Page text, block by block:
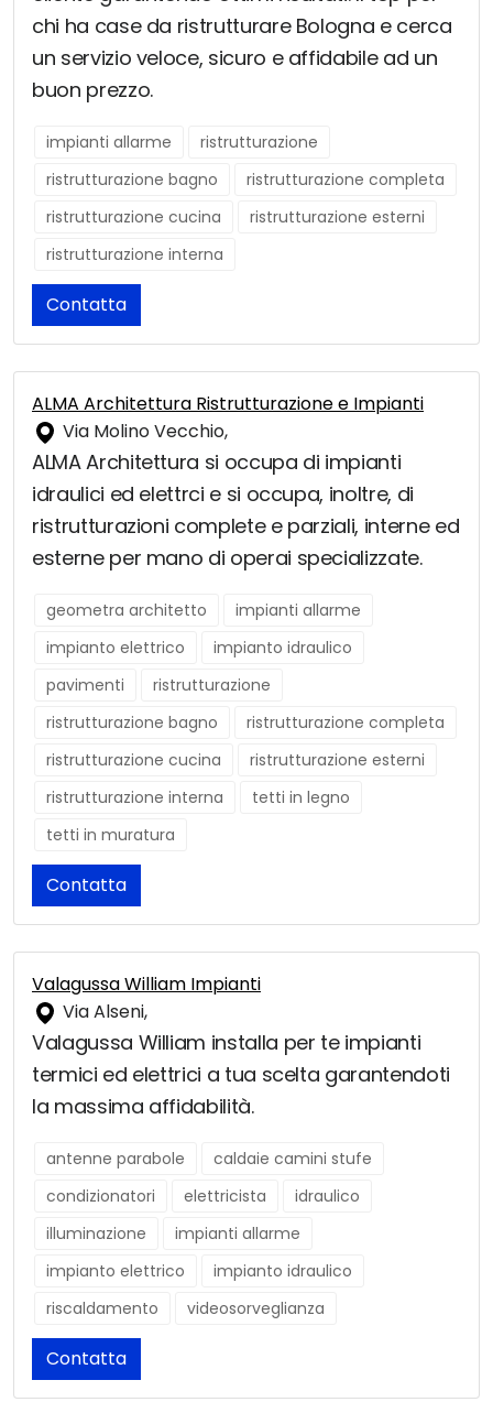
chi ha case da ristrutturare Bologna e cerca
un servizio veloce, sicuro e affidabile ad un
buon prezzo.
impianti allarme
ristrutturazione
ristrutturazione bagno
ristrutturazione completa
ristrutturazione cucina
ristrutturazione esterni
ristrutturazione interna
Contatta
ALMA Architettura Ristrutturazione e Impianti
Via Molino Vecchio,
ALMA Architettura si occupa di impianti
idraulici ed elettrci e si occupa, inoltre, di
ristrutturazioni complete e parziali, interne ed
esterne per mano di operai specializzate.
geometra architetto
impianti allarme
impianto elettrico
impianto idraulico
pavimenti
ristrutturazione
ristrutturazione bagno
ristrutturazione completa
ristrutturazione cucina
ristrutturazione esterni
ristrutturazione interna
tetti in legno
tetti in muratura
Contatta
Valagussa William Impianti
Via Alseni,
Valagussa William installa per te impianti
termici ed elettrici a tua scelta garantendoti
la massima affidabilità.
antenne parabole
caldaie camini stufe
condizionatori
elettricista
idraulico
illuminazione
impianti allarme
impianto elettrico
impianto idraulico
riscaldamento
videosorveglianza
Contatta